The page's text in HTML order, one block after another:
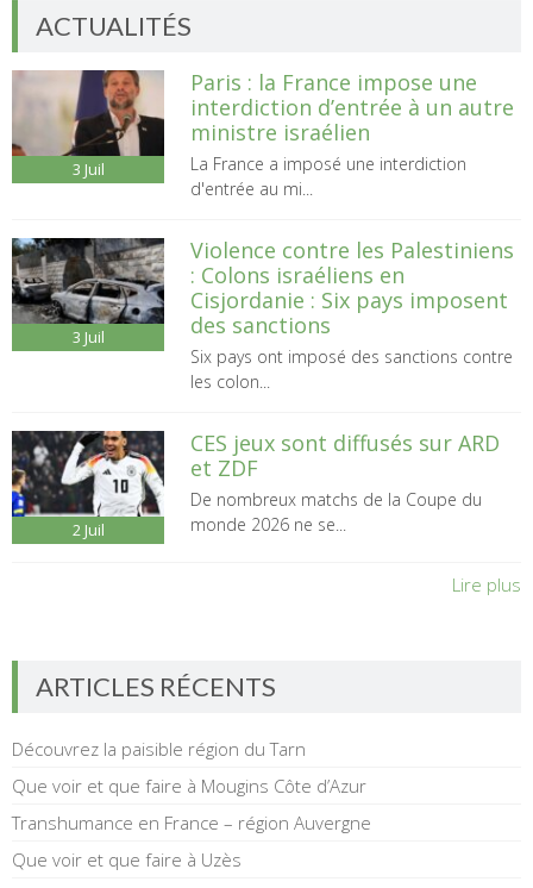
ACTUALITÉS
3 Juil
Paris : la France impose une
interdiction d’entrée à un autre
ministre israélien
La France a imposé une interdiction
d'entrée au mi...
3 Juil
Violence contre les Palestiniens
: Colons israéliens en
Cisjordanie : Six pays imposent
des sanctions
Six pays ont imposé des sanctions contre
les colon...
2 Juil
CES jeux sont diffusés sur ARD
et ZDF
De nombreux matchs de la Coupe du
monde 2026 ne se...
Lire plus
ARTICLES RÉCENTS
Découvrez la paisible région du Tarn
Que voir et que faire à Mougins Côte d’Azur
Transhumance en France – région Auvergne
Que voir et que faire à Uzès